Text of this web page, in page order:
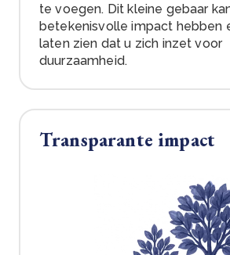
te voegen. Dit kleine gebaar
betekenisvolle impact hebben
laten zien dat u zich inzet voor
duurzaamheid.
Transparante impact